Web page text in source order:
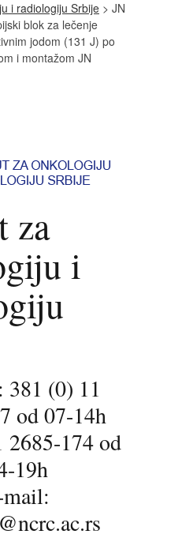
i radiologiju Srbije > JN
blok za lečenje
jodom (131 J) po
i montažom JN
za
i
381 (0) 11
od 07-14h
2685-174 od
19h